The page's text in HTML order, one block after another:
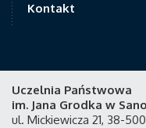
Kontakt
Uczelnia Państwowa
im. Jana Grodka w
ul. Mickiewicza 21, 38-